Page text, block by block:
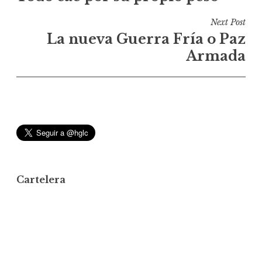
n
e
Next Post
La nueva Guerra Fría o Paz
Armada
Cartelera